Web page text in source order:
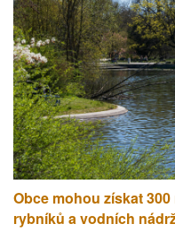
Obce mohou získat
rybníků a vodních